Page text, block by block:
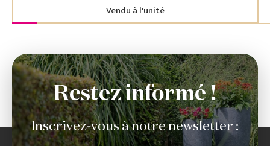
Vendu à l'unité
Restez informé !
Inscrivez-vous à notre newsletter :